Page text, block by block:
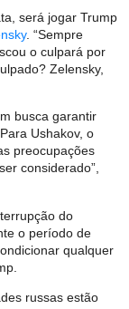
será jogar Trump
. “Sempre
o culpará por
Zelensky,
busca garantir
Ushakov, o
preocupações
considerado”,
do
o período de
qualquer
russas estão